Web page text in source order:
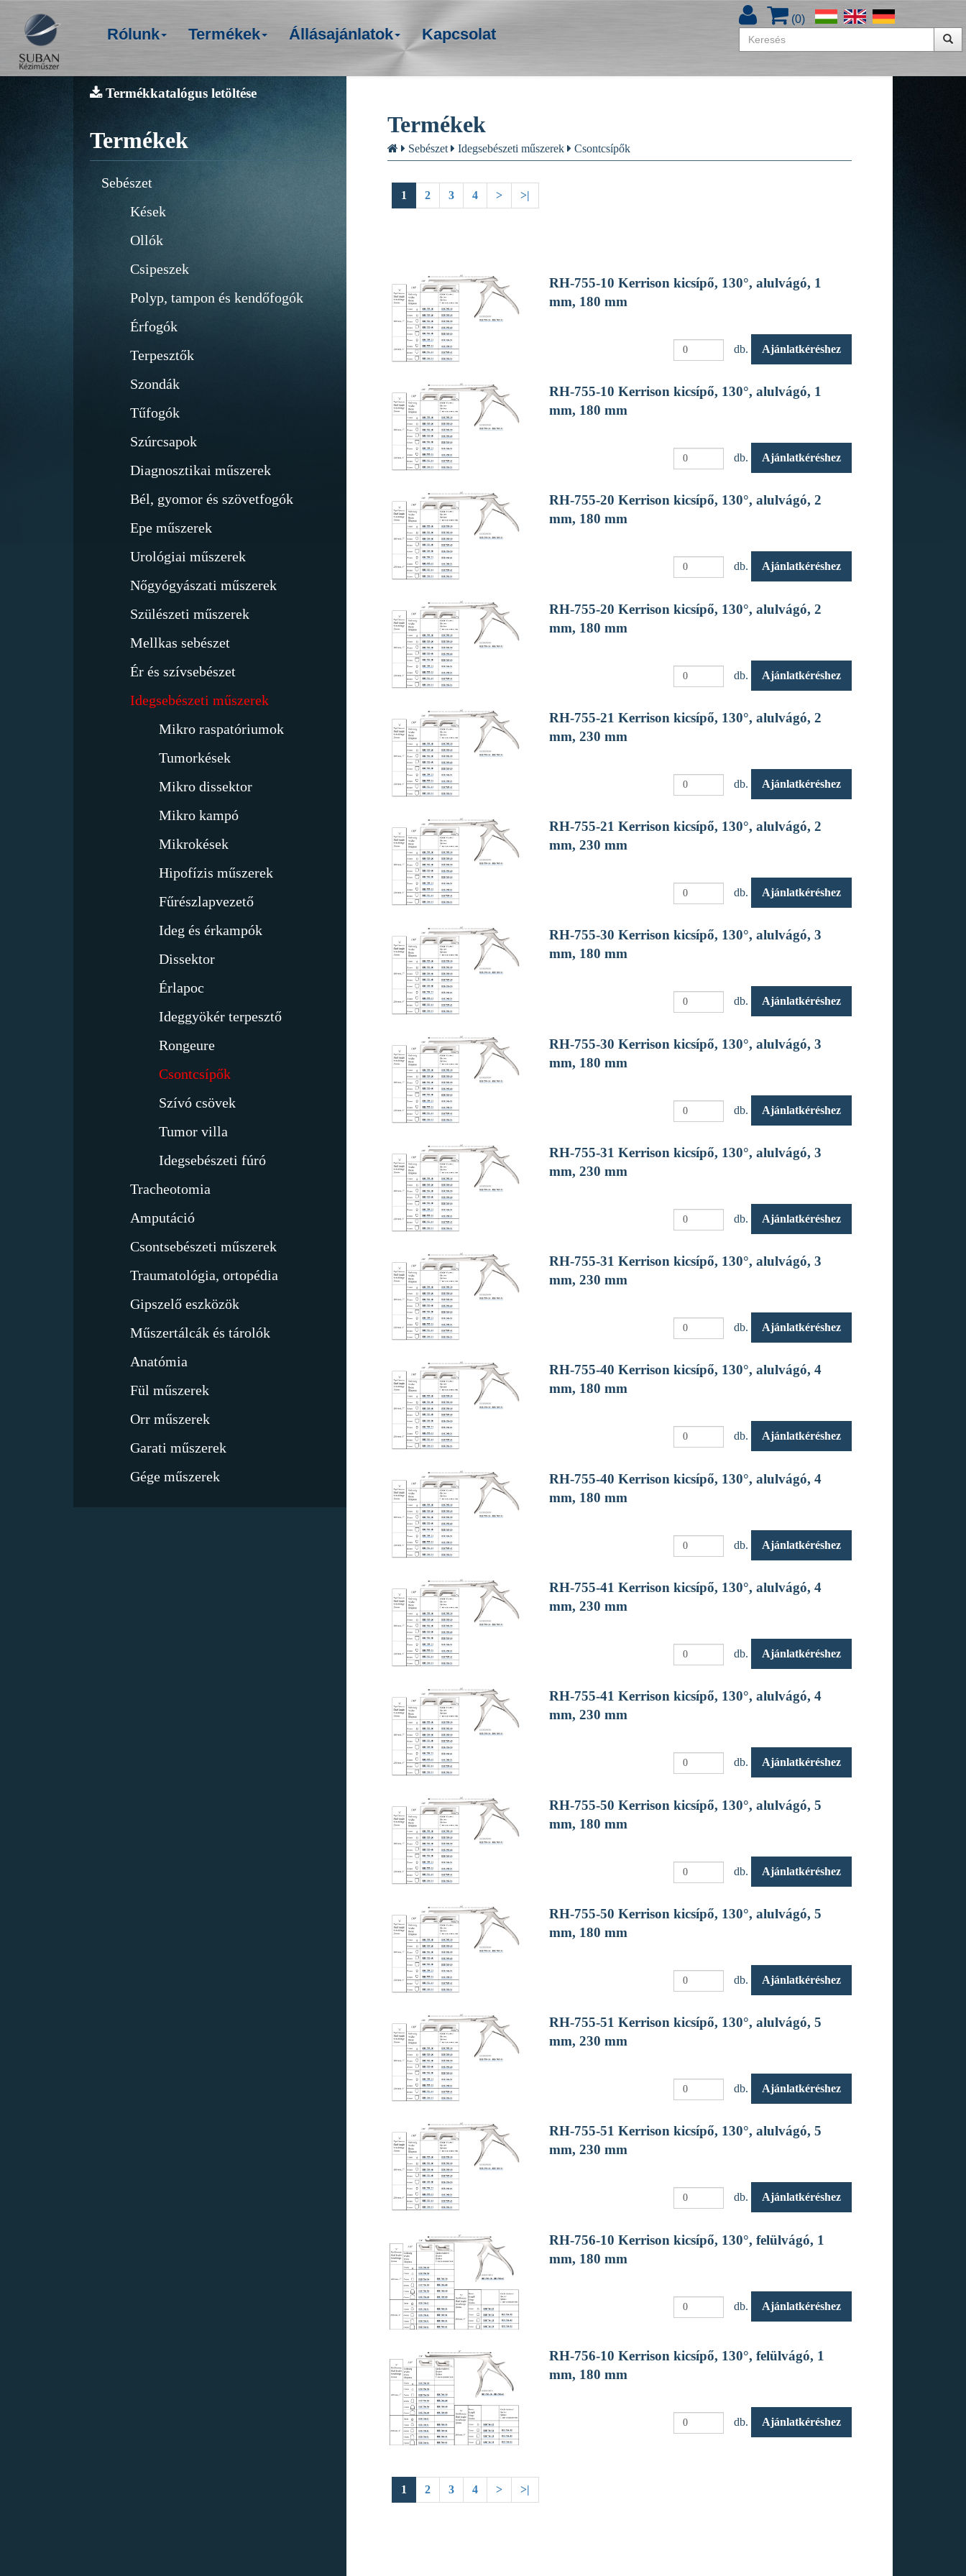
Rólunk Termékek Állásajánlatok Kapcsolat
(0)
Termékkatalógus letöltése
Termékek
Sebészet
Kések
Ollók
Csipeszek
Polyp, tampon és kendőfogók
Érfogók
Terpesztők
Szondák
Tűfogók
Szúrcsapok
Diagnosztikai műszerek
Bél, gyomor és szövetfogók
Epe műszerek
Urológiai műszerek
Nőgyógyászati műszerek
Szülészeti műszerek
Mellkas sebészet
Ér és szívsebészet
Idegsebészeti műszerek
Mikro raspatóriumok
Tumorkések
Mikro dissektor
Mikro kampó
Mikrokések
Hipofízis műszerek
Fűrészlapvezető
Ideg és érkampók
Dissektor
Érlapoc
Ideggyökér terpesztő
Rongeure
Csontcsípők
Szívó csövek
Tumor villa
Idegsebészeti fúró
Tracheotomia
Amputáció
Csontsebészeti műszerek
Traumatológia, ortopédia
Gipszelő eszközök
Műszertálcák és tárolók
Anatómia
Fül műszerek
Orr műszerek
Garati műszerek
Gége műszerek
Termékek
Sebészet Idegsebészeti műszerek Csontcsípők
1 2 3 4 > >|
RH-755-10 Kerrison kicsípő, 130°, alulvágó, 1
mm, 180 mm
db. Ajánlatkéréshez
RH-755-10 Kerrison kicsípő, 130°, alulvágó, 1
mm, 180 mm
db. Ajánlatkéréshez
RH-755-20 Kerrison kicsípő, 130°, alulvágó, 2
mm, 180 mm
db. Ajánlatkéréshez
RH-755-20 Kerrison kicsípő, 130°, alulvágó, 2
mm, 180 mm
db. Ajánlatkéréshez
RH-755-21 Kerrison kicsípő, 130°, alulvágó, 2
mm, 230 mm
db. Ajánlatkéréshez
RH-755-21 Kerrison kicsípő, 130°, alulvágó, 2
mm, 230 mm
db. Ajánlatkéréshez
RH-755-30 Kerrison kicsípő, 130°, alulvágó, 3
mm, 180 mm
db. Ajánlatkéréshez
RH-755-30 Kerrison kicsípő, 130°, alulvágó, 3
mm, 180 mm
db. Ajánlatkéréshez
RH-755-31 Kerrison kicsípő, 130°, alulvágó, 3
mm, 230 mm
db. Ajánlatkéréshez
RH-755-31 Kerrison kicsípő, 130°, alulvágó, 3
mm, 230 mm
db. Ajánlatkéréshez
RH-755-40 Kerrison kicsípő, 130°, alulvágó, 4
mm, 180 mm
db. Ajánlatkéréshez
RH-755-40 Kerrison kicsípő, 130°, alulvágó, 4
mm, 180 mm
db. Ajánlatkéréshez
RH-755-41 Kerrison kicsípő, 130°, alulvágó, 4
mm, 230 mm
db. Ajánlatkéréshez
RH-755-41 Kerrison kicsípő, 130°, alulvágó, 4
mm, 230 mm
db. Ajánlatkéréshez
RH-755-50 Kerrison kicsípő, 130°, alulvágó, 5
mm, 180 mm
db. Ajánlatkéréshez
RH-755-50 Kerrison kicsípő, 130°, alulvágó, 5
mm, 180 mm
db. Ajánlatkéréshez
RH-755-51 Kerrison kicsípő, 130°, alulvágó, 5
mm, 230 mm
db. Ajánlatkéréshez
RH-755-51 Kerrison kicsípő, 130°, alulvágó, 5
mm, 230 mm
db. Ajánlatkéréshez
RH-756-10 Kerrison kicsípő, 130°, felülvágó, 1
mm, 180 mm
db. Ajánlatkéréshez
RH-756-10 Kerrison kicsípő, 130°, felülvágó, 1
mm, 180 mm
db. Ajánlatkéréshez
1 2 3 4 > >|